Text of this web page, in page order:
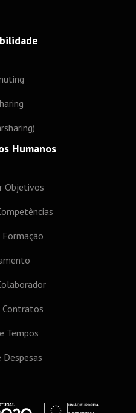
Humanos
Objetivos
Contratos
Tempos